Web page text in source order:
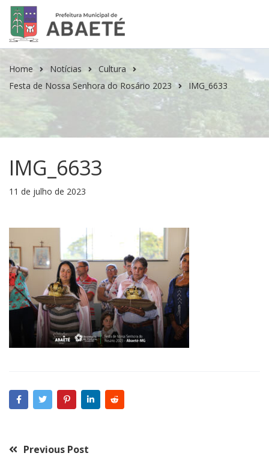
Home Notícias
Cultura
Festa de Nossa Senhora do Rosário 2023
IMG_6633
IMG_6633
11 de julho de 2023
Previous Post